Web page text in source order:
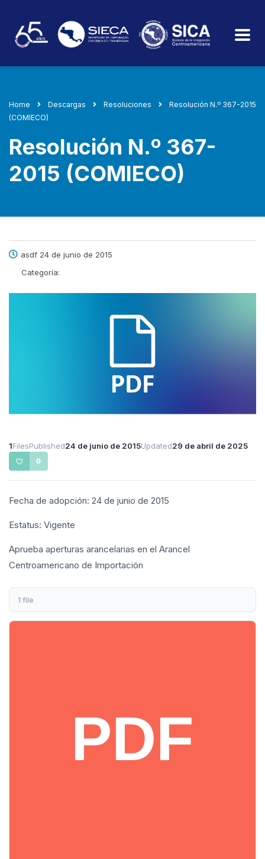
Home Descargas Resoluciones
Resolución N.º 367-2015
(COMIECO)
Resolución N.º 367-
2015 (COMIECO)
asdf 24 de junio de 2015
Categoría:
1FilesPublished24 de junio de 2015Updated29 de abril de 2025
0
Fecha de adopción: 24 de junio de 2015
Estatus: Vigente
Aprueba aperturas arancelarias en el Arancel
Centroamericano de Importación
1 file